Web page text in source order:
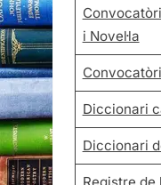
i Novel·la
Diccionari
Diccionari